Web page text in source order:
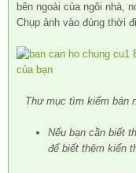
bên ngoài của ngôi nhà,
Chụp ảnh vào đúng thời
Thư mục tìm kiếm bán
Nếu bạn cần biết
để biết thêm kiến